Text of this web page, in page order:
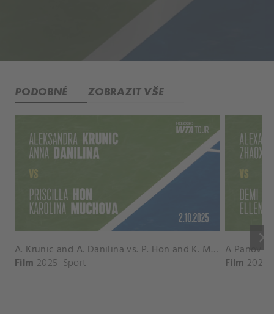
PODOBNÉ ZOBRAZIT VŠE
keyboard_arrow_right
A. Krunic and A. Danilina vs. P. Hon and K. Muchova Match Highlights - BEIJING_Capital Group Diamond ( October 02, 2025)
Film 2025 Sport Film 2026